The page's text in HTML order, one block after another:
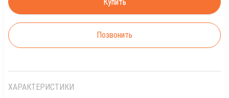
Позвонить
ХАРАКТЕРИСТИКИ